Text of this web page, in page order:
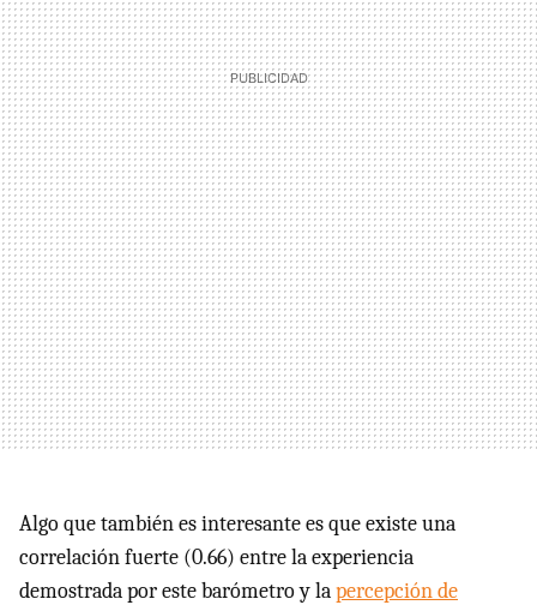
Algo que también es interesante es que existe una
correlación fuerte (0.66) entre la experiencia
demostrada por este barómetro y lapercepción de